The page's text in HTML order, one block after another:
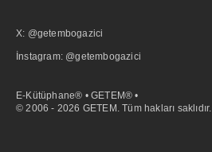
X: @getembogazici
İnstagram: @getembogazici
E-Kütüphane® • GETEM® •
© 2006 - 2026 GETEM. Tüm hakları saklıdır.